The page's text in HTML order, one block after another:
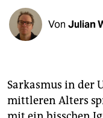
shop
fragen & hilfe
abo
genossenschaft
Von Julian
Sarkasmus in der
mittleren Alters